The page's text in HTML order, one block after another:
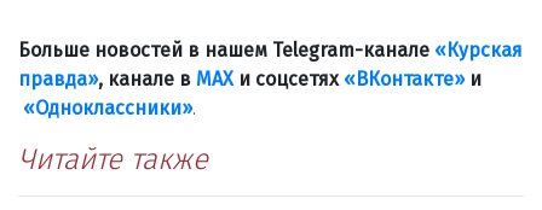
Больше новостей в нашем Telegram-канале «Курская
правда», канале в МАХи соцсетях «ВКонтакте»и
«Одноклассники».
Читайте также